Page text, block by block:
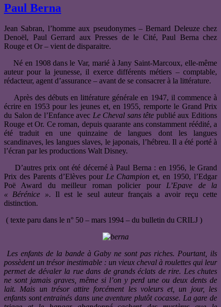
Paul Berna
Jean Sabran, l’homme aux pseudonymes – Bernard Deleuze chez
Denoël, Paul Gerrard aux Presses de le Cité, Paul Berna chez
Rouge et Or – vient de disparaitre.
Né en 1908 dans le Var, marié à Jany Saint-Marcoux, elle-même
auteur pour la jeunesse, il exerce différents métiers – comptable,
rédacteur, agent d’assurance – avant de se consacrer à la littérature.
Après des débuts en littérature générale en 1947, il commence à
écrire en 1953 pour les jeunes et, en 1955, remporte le Grand Prix
du Salon de l’Enfance avec Le Cheval sans tête publié aux Editions
Rouge et Or. Ce roman, depuis quarante ans constamment réédité, a
été traduit en une quinzaine de langues dont les langues
scandinaves, les langues slaves, le japonais, l’hébreu. Il a été porté à
l’écran par les productions Walt Disney.
D’autres prix ont été décerné à Paul Berna : en 1956, le Grand
Prix des Parents d’Elèves pour Le Championet, en 1950, l’Edgar
Poë Award du meilleur roman policier pourL’Epave de la
« Bérénice ». Il est le seul auteur français a avoir reçu cette
distinction.
( texte paru dans le n° 50 – mars 1994 – du bulletin du CRILJ )
Les enfants de la bande à Gaby ne sont pas riches. Pourtant, ils
possèdent un trésor inestimable : un vieux cheval à roulettes qui leur
permet de dévaler la rue dans de grands éclats de rire. Les chutes
ne sont jamais graves, même si l’on y perd une ou deux dents de
lait. Mais un trésor attire forcément les voleurs et, un jour, les
enfants sont entrainés dans une aventure plutôt cocasse. La gare de